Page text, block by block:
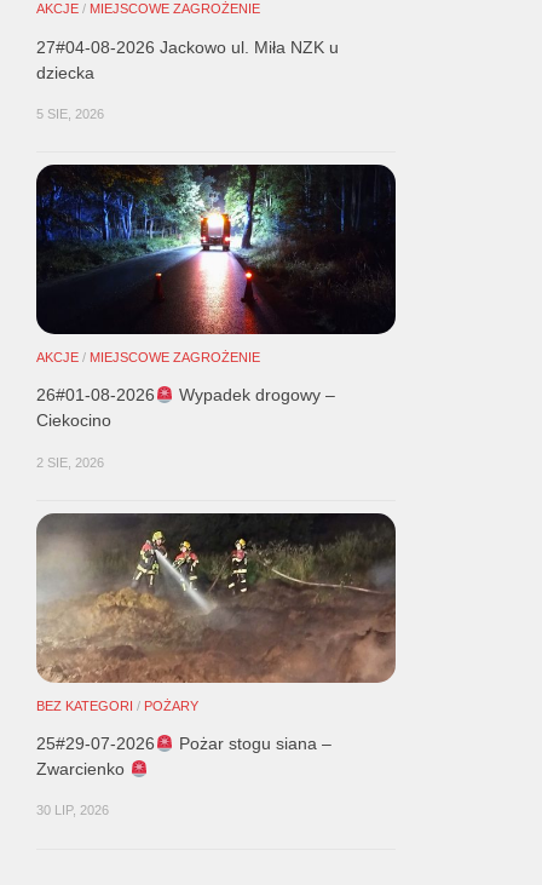
AKCJE / MIEJSCOWE ZAGROŻENIE
27#04-08-2026 Jackowo ul. Miła NZK u
dziecka
5 SIE, 2026
AKCJE / MIEJSCOWE ZAGROŻENIE
26#01-08-2026
Wypadek drogowy –
Ciekocino
2 SIE, 2026
BEZ KATEGORI / POŻARY
25#29-07-2026
Pożar stogu siana –
Zwarcienko
30 LIP, 2026